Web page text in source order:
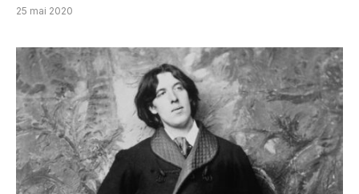
25 mai 2020